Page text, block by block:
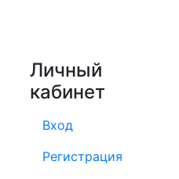
Личный
кабинет
Вход
Регистрация